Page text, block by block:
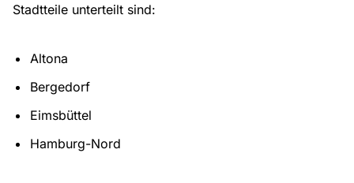
Stadtteile unterteilt sind:
Altona
Bergedorf
Eimsbüttel
Hamburg-Nord